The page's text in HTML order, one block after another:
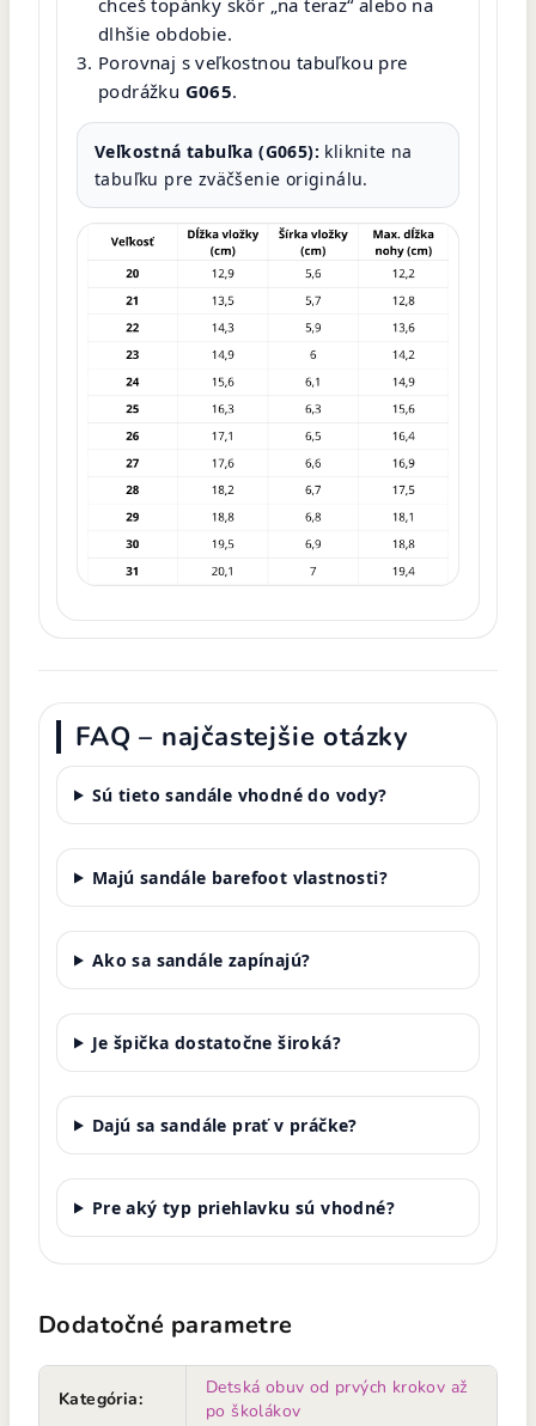
dlhšie obdobie.
Porovnaj s veľkostnou tabuľkou pre
podrážku G065.
Veľkostná tabuľka (G065): kliknite na
tabuľku pre zväčšenie originálu.
FAQ – najčastejšie otázky
Sú tieto sandále vhodné do vody?
Majú sandále barefoot vlastnosti?
Ako sa sandále zapínajú?
Je špička dostatočne široká?
Dajú sa sandále prať v práčke?
Pre aký typ priehlavku sú vhodné?
Dodatočné parametre
Kategória:
Detská obuv od prvých krokov až
po školákov